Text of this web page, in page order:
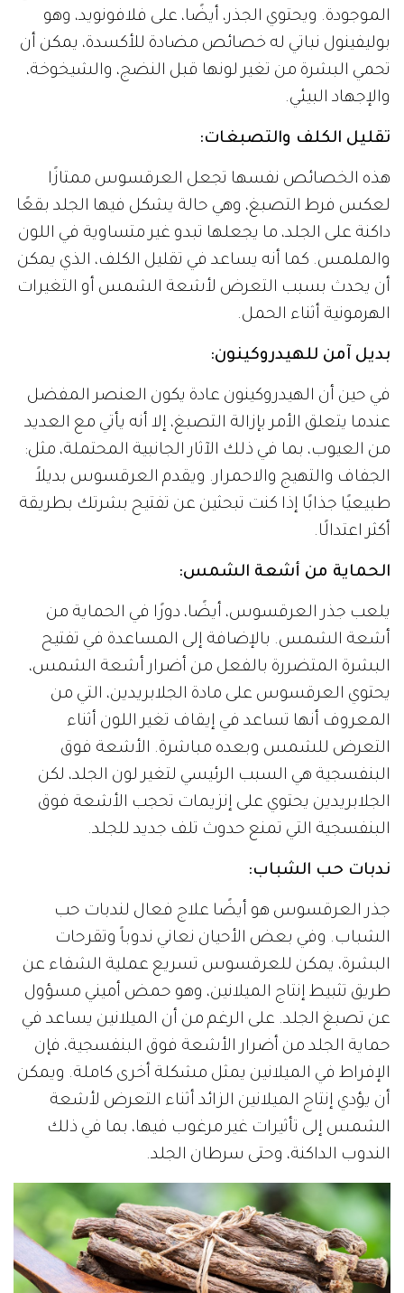
الموجودة. ويحتوي الجذر، أيضًا، على فلافونويد، وهو
بوليفينول نباتي له خصائص مضادة للأكسدة، يمكن أن
تحمي البشرة من تغير لونها قبل النضج، والشيخوخة،
والإجهاد البيئي.
تقليل الكلف والتصبغات:
هذه الخصائص نفسها تجعل العرقسوس ممتازًا
لعكس فرط التصبغ، وهي حالة يشكل فيها الجلد بقعًا
داكنة على الجلد، ما يجعلها تبدو غير متساوية في اللون
والملمس. كما أنه يساعد في تقليل الكلف، الذي يمكن
أن يحدث بسبب التعرض لأشعة الشمس أو التغيرات
الهرمونية أثناء الحمل.
بديل آمن للهيدروكينون:
في حين أن الهيدروكينون عادة يكون العنصر المفضل
عندما يتعلق الأمر بإزالة التصبغ، إلا أنه يأتي مع العديد
من العيوب، بما في ذلك الآثار الجانبية المحتملة، مثل:
الجفاف والتهيج والاحمرار. ويقدم العرقسوس بديلاً
طبيعيًا جذابًا إذا كنت تبحثين عن تفتيح بشرتك بطريقة
أكثر اعتدالًا.
الحماية من أشعة الشمس:
يلعب جذر العرقسوس، أيضًا، دورًا في الحماية من
أشعة الشمس. بالإضافة إلى المساعدة في تفتيح
البشرة المتضررة بالفعل من أضرار أشعة الشمس،
يحتوي العرقسوس على مادة الجلابريدين، التي من
المعروف أنها تساعد في إيقاف تغير اللون أثناء
التعرض للشمس وبعده مباشرة. الأشعة فوق
البنفسجية هي السبب الرئيسي لتغير لون الجلد، لكن
الجلابريدين يحتوي على إنزيمات تحجب الأشعة فوق
البنفسجية التي تمنع حدوث تلف جديد للجلد.
ندبات حب الشباب:
جذر العرقسوس هو أيضًا علاج فعال لندبات حب
الشباب. وفي بعض الأحيان نعاني ندوباً وتقرحات
البشرة، يمكن للعرقسوس تسريع عملية الشفاء عن
طريق تثبيط إنتاج الميلانين، وهو حمض أميني مسؤول
عن تصبغ الجلد. على الرغم من أن الميلانين يساعد في
حماية الجلد من أضرار الأشعة فوق البنفسجية، فإن
الإفراط في الميلانين يمثل مشكلة أخرى كاملة. ويمكن
أن يؤدي إنتاج الميلانين الزائد أثناء التعرض لأشعة
الشمس إلى تأثيرات غير مرغوب فيها، بما في ذلك
الندوب الداكنة، وحتى سرطان الجلد.